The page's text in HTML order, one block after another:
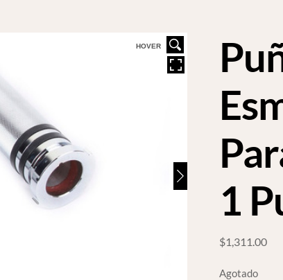
HOVER
1
$1,311.00
Agotado